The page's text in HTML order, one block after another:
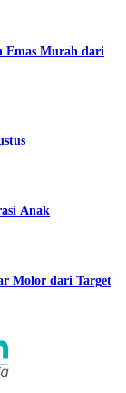
Emas Murah dari
Anak
Molor dari Target